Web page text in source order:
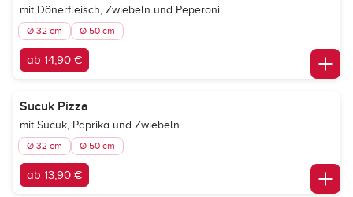
mit Dönerfleisch, Zwiebeln und Peperoni
Ø 32 cm Ø 50 cm
ab 14,90 €
Sucuk Pizza
mit Sucuk, Paprika und Zwiebeln
Ø 32 cm Ø 50 cm
ab 13,90 €